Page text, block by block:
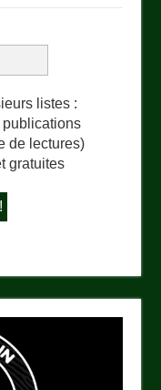
listes :
de lectures)
gratuites